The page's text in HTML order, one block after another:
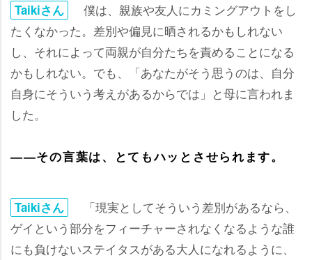
Taikiさん
僕は、親族や友人にカミングアウトをし
たくなかった。差別や偏見に晒されるかもしれない
し、それによって両親が自分たちを責めることになる
かもしれない。でも、「あなたがそう思うのは、自分
自身にそういう考えがあるからでは」と母に言われま
した。
――その言葉は、とてもハッとさせられます。
Taikiさん
「現実としてそういう差別があるなら、
ゲイという部分をフィーチャーされなくなるような誰
にも負けないステイタスがある大人になれるように、